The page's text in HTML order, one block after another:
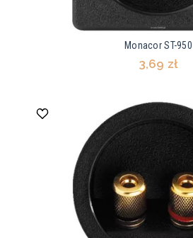
Monacor ST-950
3,69 zł